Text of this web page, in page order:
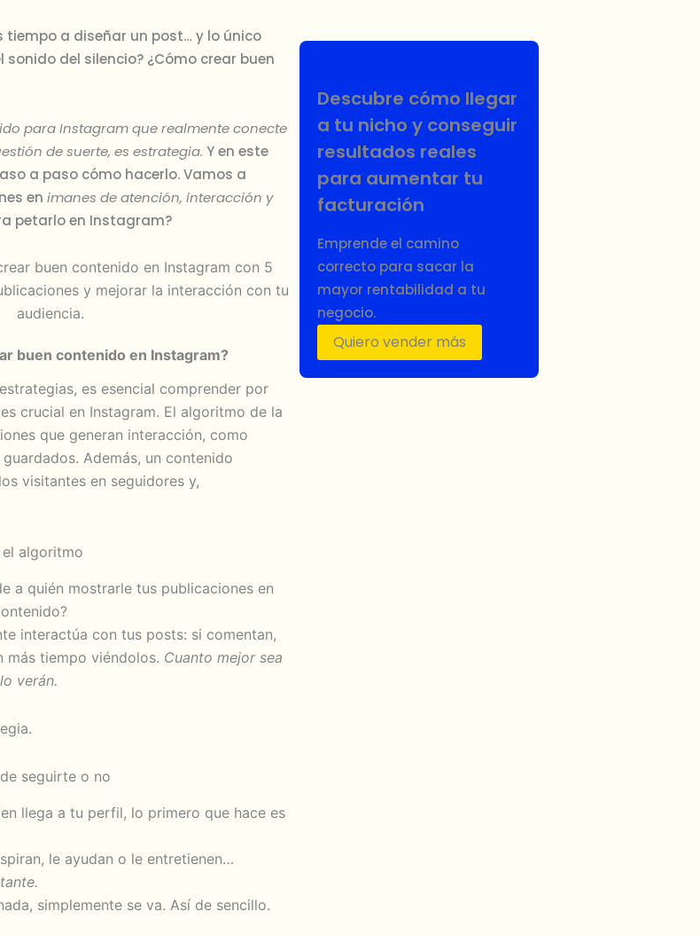
tiempo a diseñar un post… y lo único
sonido del silencio? ¿Cómo crear buen
para Instagram que realmente conecte
de suerte, es estrategia. Y en este
a paso cómo hacerlo. Vamos a
enimanes de atención, interacción y
petarlo en Instagram?
buen contenido en Instagram?
es esencial comprender por
crucial en Instagram. El algoritmo de la
que generan interacción, como
Además, un contenido
visitantes en seguidores y,
algoritmo
a quién mostrarle tus publicaciones en
interactúa con tus posts: si comentan,
más tiempo viéndolos. Cuanto mejor sea
verán.
seguirte o no
llega a tu perfil, lo primero que hace es
le ayudan o le entretienen…
simplemente se va. Así de sencillo.
Descubre cómo llegar
a tu nicho y conseguir
resultados reales
para aumentar tu
facturación
Emprende el camino
correcto para sacar la
mayor rentabilidad a tu
negocio.
Quiero vender más